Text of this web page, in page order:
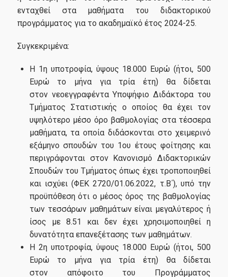
Δημοσιεύσεις
Διασφάλιση Ποιότητας
ΜΟΔΙΠ
Πολιτική Ποιότητας
Επικοινωνία
ενταχθεί στα μαθήματα του διδακτορικού
προγράμματος για το ακαδημαϊκό έτος 2024-25.
Συγκεκριμένα:
Η 1η υποτροφία, ύψους 18.000 Ευρώ (ήτοι, 500
Ευρώ το μήνα για τρία έτη) θα δίδεται
στον νεοεγγραφέντα Υποψήφιο Διδάκτορα του
Τμήματος Στατιστικής ο οποίος θα έχει τον
υψηλότερο μέσο όρο βαθμολογίας στα τέσσερα
μαθήματα, τα οποία διδάσκονται στο χειμερινό
εξάμηνο σπουδών του 1ου έτους φοίτησης και
περιγράφονται στον Κανονισμό Διδακτορικών
Σπουδών του Τμήματος όπως έχει τροποποιηθεί
και ισχύει (ΦΕΚ 2720/01.06.2022, τ.Β΄), υπό την
προϋπόθεση ότι ο μέσος όρος της βαθμολογίας
των τεσσάρων μαθημάτων είναι μεγαλύτερος ή
ίσος με 8.51 και δεν έχει χρησιμοποιηθεί η
δυνατότητα επανεξέτασης των μαθημάτων.
Η 2η υποτροφία, ύψους 18.000 Ευρώ (ήτοι, 500
Ευρώ το μήνα για τρία έτη) θα δίδεται
στον απόφοιτο του Προγράμματος